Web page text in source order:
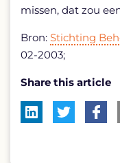
missen, dat zou
Bron: Stichting
02-2003;
Share this article